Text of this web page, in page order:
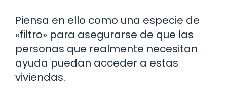
Piensa en ello como una especie de
«filtro» para asegurarse de que las
personas que realmente necesitan
ayuda puedan acceder a estas
viviendas.